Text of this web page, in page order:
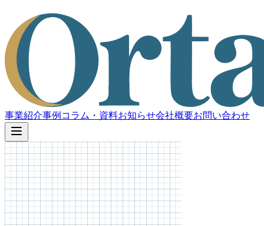
事業紹介事例 コラム・資料お知らせ会社概要お問い合わせ